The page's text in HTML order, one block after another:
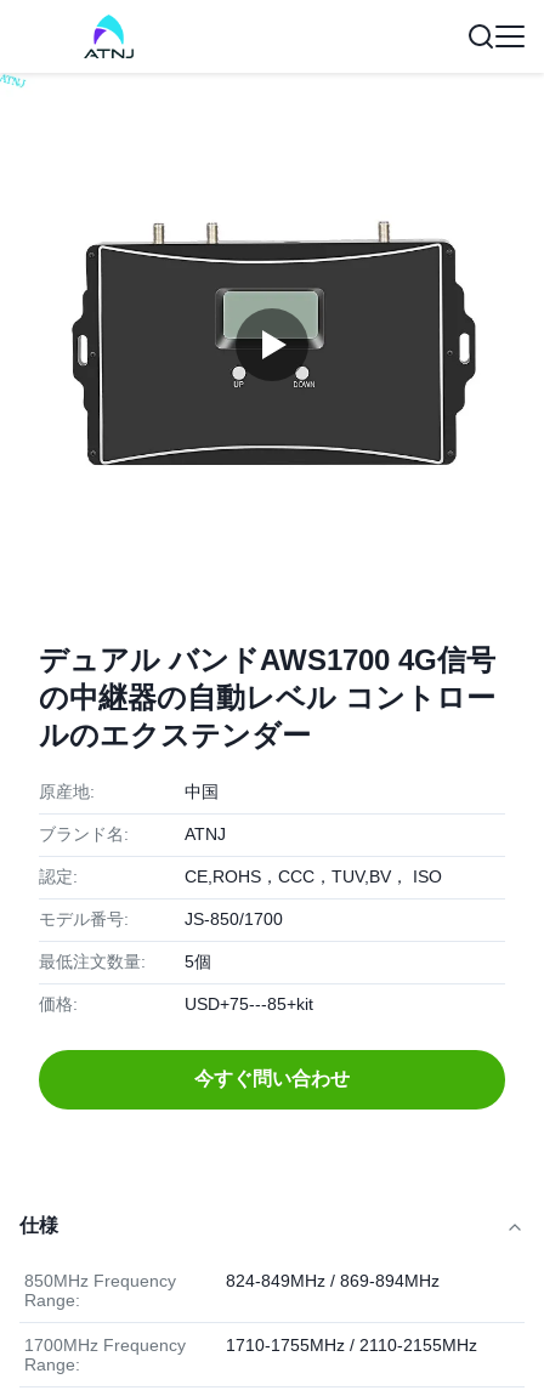
デュアル バンドAWS1700 4G信号
の中継器の自動レベル コントロー
ルのエクステンダー
原産地: 中国
ブランド名: ATNJ
認定: CE,ROHS，CCC，TUV,BV， ISO
モデル番号: JS-850/1700
最低注文数量: 5個
価格: USD+75---85+kit
今すぐ問い合わせ
仕様
850MHz Frequency
Range:
824-849MHz / 869-894MHz
1700MHz Frequency
Range:
1710-1755MHz / 2110-2155MHz